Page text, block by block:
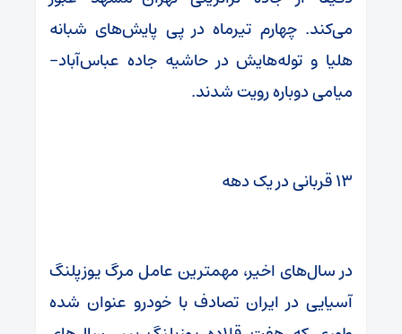
می‌کند. چهارم تیرماه در پی پایش‌های شبانه
هلیا و توله‌هایش در حاشیه جاده عباس‌آباد-
میامی دوباره رویت شدند.
۱۳ قربانی در یک دهه
در سال‌های اخیر، مهمترین عامل مرگ یوزپلنگ
آسیایی در ایران تصادف با خودرو عنوان شده